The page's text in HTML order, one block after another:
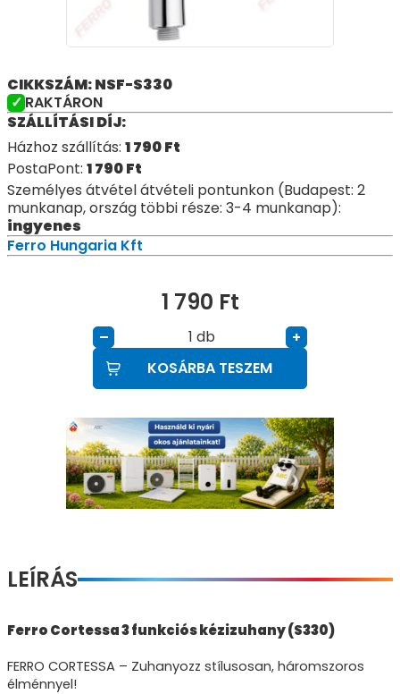
CIKKSZÁM: NSF-S330
RAKTÁRON
SZÁLLÍTÁSI DÍJ:
Házhoz szállítás: 1 790Ft
PostaPont: 1 790Ft
Személyes átvétel átvételi pontunkon (Budapest: 2
munkanap, ország többi része: 3-4 munkanap):
ingyenes
Ferro Hungaria Kft
1 790 Ft
– db
+
KOSÁRBA TESZEM
LEÍRÁS
Ferro Cortessa 3 funkciós kézizuhany (S330)
FERRO CORTESSA – Zuhanyozz stílusosan, háromszoros
élménnyel!